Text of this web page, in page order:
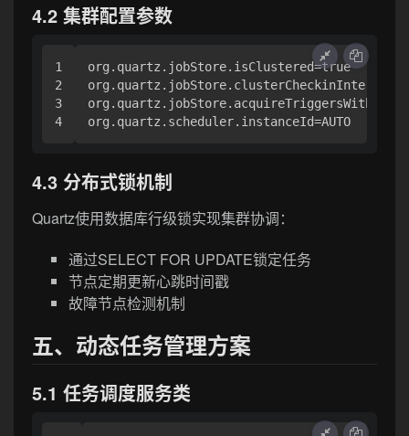
4.2 集群配置参数
1
2
3
org.quartz.jobStore.isClustered=true
4.3 分布式锁机制
Quartz使用数据库行级锁实现集群协调：
通过SELECT FOR UPDATE锁定任务
节点定期更新心跳时间戳
故障节点检测机制
五、动态任务管理方案
5.1 任务调度服务类